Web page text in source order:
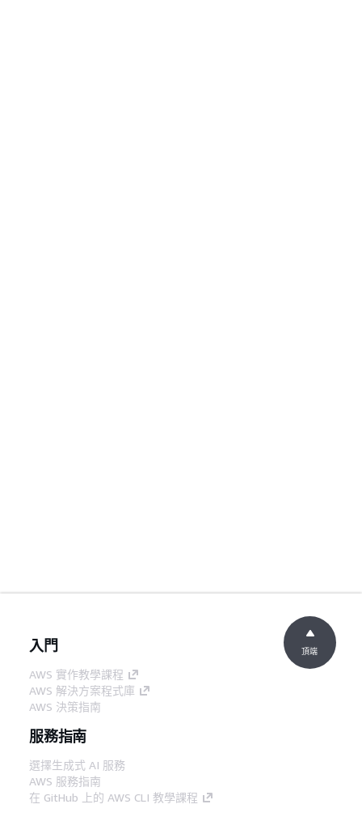
入門
AWS 實作教學課程
AWS 解決方案程式庫
AWS 決策指南
服務指南
選擇生成式 AI 服務
AWS 服務指南
在 GitHub 上的 AWS CLI 教學課程
頂端